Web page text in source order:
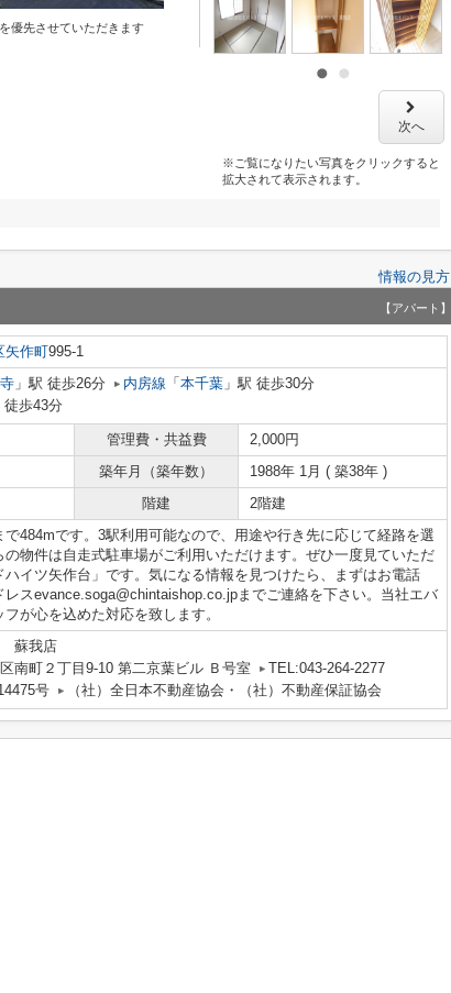
優先させていただきます
次へ
※ご覧になりたい写真をクリックすると
拡大されて表示されます。
情報の見方
【アパート】
矢作町995-1
」駅 徒歩26分 内房線 「 本千葉 」駅 徒歩30分
徒歩43分
管理費・共益費
2,000円
築年月（築年数）
1988年 1月 ( 築38年 )
階建 2階建
484mです。3駅利用可能なので、用途や行き先に応じて経路を選
の物件は自走式駐車場がご利用いただけます。ぜひ一度見ていただ
ハイツ⽮作台」です。気になる情報を見つけたら、まずはお電話
レスevance.soga@chintaishop.co.jpまでご連絡を下さい。当社エバ
が心を込めた対応を致します。
蘇我店
南町２丁目9-10 第二京葉ビル Ｂ号室
TEL:043-264-2277
号
（社）全日本不動産協会・（社）不動産保証協会